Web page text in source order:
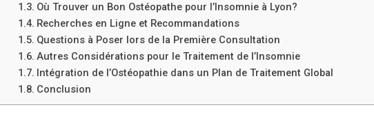
Où Trouver un Bon Ostéopathe pour l’Insomnie à Lyon?
Recherches en Ligne et Recommandations
Questions à Poser lors de la Première Consultation
Autres Considérations pour le Traitement de l’Insomnie
Intégration de l’Ostéopathie dans un Plan de Traitement Global
Conclusion